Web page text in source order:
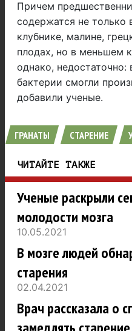
Причем
содержатся не только
клубнике, малине,
плодах, но в меньшем
однако,
бактерии смогли
добавили ученые.
ГРАНАТЫ СТАРЕНИЕ
ЧИТАЙТЕ ТАКЖЕ
Ученые раскрыли
молодости мозга
10.05.2021
В мозге людей
старения
02.04.2021
Врач рассказала о